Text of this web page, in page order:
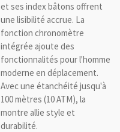
et ses index bâtons offrent
une lisibilité accrue. La
fonction chronomètre
intégrée ajoute des
fonctionnalités pour l'homme
moderne en déplacement.
Avec une étanchéité jusqu'à
100 mètres (10 ATM), la
montre allie style et
durabilité.